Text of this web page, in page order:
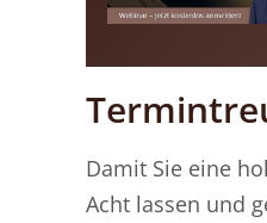
Damit Sie eine
Acht lassen und